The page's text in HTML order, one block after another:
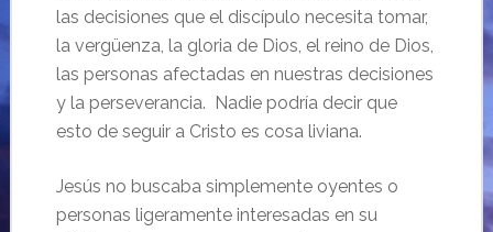
las decisiones que el discípulo necesita tomar,
la vergüenza, la gloria de Dios, el reino de Dios,
las personas afectadas en nuestras decisiones
y la perseverancia. Nadie podría decir que
esto de seguir a Cristo es cosa liviana.
Jesús no buscaba simplemente oyentes o
personas ligeramente interesadas en su